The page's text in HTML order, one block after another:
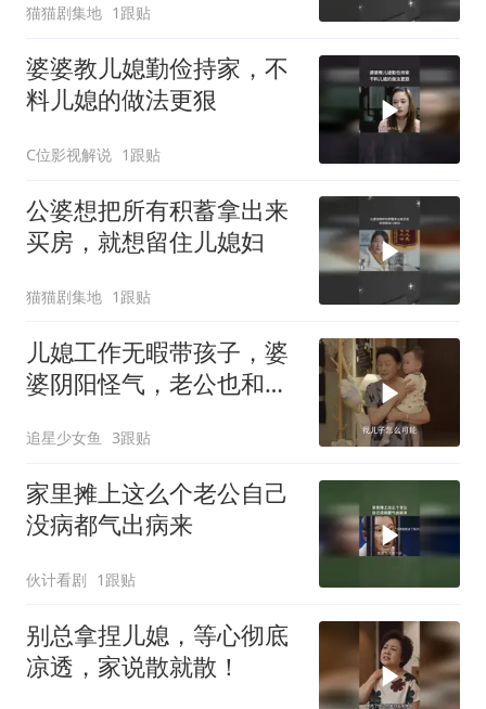
猫猫剧集地 1跟贴
婆婆教儿媳勤俭持家，不
料儿媳的做法更狠
C位影视解说 1跟贴
公婆想把所有积蓄拿出来
买房，就想留住儿媳妇
猫猫剧集地 1跟贴
儿媳工作无暇带孩子，婆
婆阴阳怪气，老公也和稀
追星少女鱼 3跟贴
家里摊上这么个老公自己
没病都气出病来
伙计看剧 1跟贴
别总拿捏儿媳，等心彻底
凉透，家说散就散！